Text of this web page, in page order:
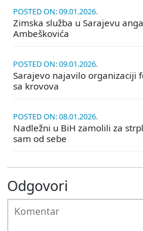
POSTED ON: 09.01.2026.
Zimska služba u Sarajevu
Ambeškovića
POSTED ON: 09.01.2026.
Sarajevo najavilo organizaciji
sa krovova
POSTED ON: 08.01.2026.
Nadležni u BiH zamolili za
sam od sebe
Odgovori